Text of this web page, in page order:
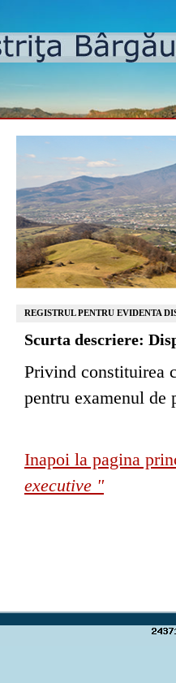
REGISTRUL PENTRU EVIDENTA
Scurta descriere:
Privind constituirea
pentru examenul
Inapoi la pagina
executive "